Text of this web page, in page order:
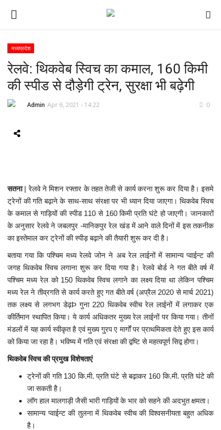
ई-पेपर
होम
देश
दुनिया
मध्यप्रदेश
छत्तीसगढ़
मनोरंजन
लाइफस्टाइल
खेल
टेक न्यूज़
मध्यप्रदेश
रेलवे: थिकवेब स्विच का कमाल, 160 किमी
की स्पीड से दौड़ेगी ट्रेन, सुरक्षा भी बढ़ेगी
Admin Apr 6, 2021 - 14:22 0
सतना| रेलवे ने मिशन रफ्तार के तहत तेजी से कार्य करना शुरू कर दिया है। इसमे
ट्रेनों की गति बढ़ाने के साथ-साथ संरक्षा पर भी ध्यान दिया जाएगा। थिकवेब स्विच
के कमाल से गाड़ियों की स्पीड 110 से 160 किमी प्रति घंटे हो जाएगी। जानकारों
के अनुसार रेलवे ने जबलपुर -मानिकपुर रेल खंड में आने वाले दिनों में इस तकनीक
का इस्तेमाल कर ट्रेनों की स्पीड़ बढ़ाने की तैयारी शुरू कर दी है।
बताया गया कि पश्चिम मध्य रेलवे जोन ने अब रेल लाईनों में सामान्य प्वाईन्ट की
जगह थिकवेब स्विच लगाना शुरू कर दिया गया है। रेलवे बोर्ड ने गत बीते वर्ष में
पश्चिम मध्य रेल को 150 थिकवेब स्विच लगाने का लक्ष्य दिया था लेकिन पश्चिम
मध्य रेल ने तीव्रगति से कार्य करते हुए गत बीते वर्ष (अप्रैल 2020 से मार्च 2021)
तक लक्ष्य से लगभग डेढ़Þ गुना 220 थिकवेब स्वीच रेल लाईनों में लगाकर एक
कीर्तिमान स्थापित किया। ये कार्य अधिकतर मुख्य रेल लाईनों पर किया गया। तीनों
मंडलों में यह कार्य स्वीकृत है एवं मुख्य गु्रप ए मार्गों पर प्राथमिकता देते हुए इस कार्य
को किया जा रहा है। भविष्य में गति एवं संरक्षा की द्वष्टि से महत्वपूर्ण सिद्व होगा।
थिकवेब स्विच की प्रमुख विशेषताएं
ट्रेनों की गति 130 कि.मी. प्रति घंटे से बढ़ाकर 160 कि.मी. प्रति घंटे की
जा सकती है।
लॉग हाल मालगाड़ी जैसी भारी गाड़ियों के भार को सहने की अदभुत क्षमता।
सामान्य प्वाईन्ट की तुलना में थिकवेब स्वीच की विश्वसनीयता बहुत अधिक
है।